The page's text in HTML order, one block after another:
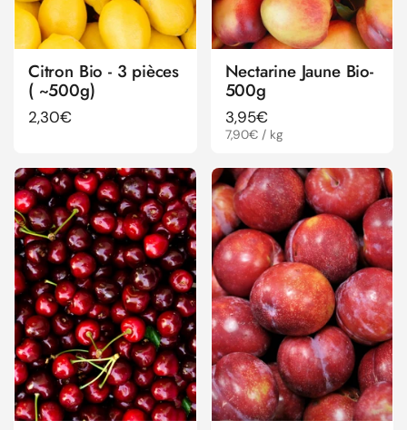
Citron Bio - 3 pièces
( ~500g)
Prix régulier
2,30€
Nectarine Jaune Bio-
500g
Prix régulier
3,95€
Prix à l'unité
7,90€ / kg